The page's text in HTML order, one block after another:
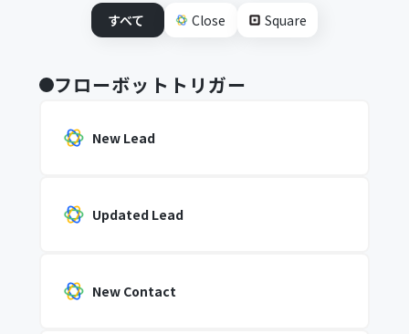
すべて
Close Square
フローボットトリガー
New Lead
Updated Lead
New Contact